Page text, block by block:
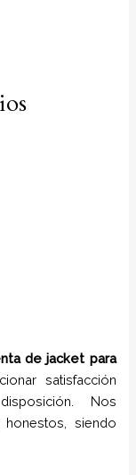
de jacket para
satisfacción
Nos
siendo